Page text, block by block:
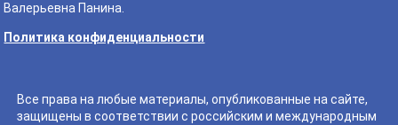
Валерьевна Панина.
Политика конфиденциальности
Все права на любые материалы, опубликованные на сайте,
защищены в соответствии с российским и международным